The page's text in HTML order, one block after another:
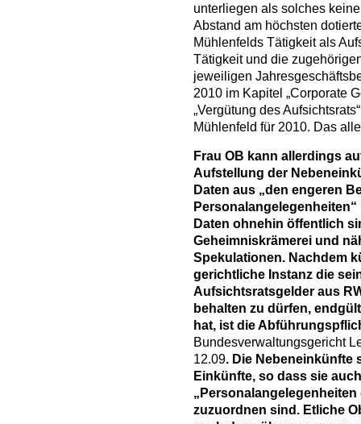
unterliegen als solches
Abstand am höchsten
Mühlenfelds Tätigkeit als
Tätigkeit und die
jeweiligen
2010 im Kapitel „Corporate
„Vergütung des
Mühlenfeld für 2010. Das
Frau OB kann allerdings
Aufstellung der
Daten aus „den engeren
Daten ohnehin öffentlich
Geheimniskrämerei und
Spekulationen. Nachdem
gerichtliche Instanz die
Aufsichtsratsgelder aus
behalten zu dürfen,
hat, ist die
Bundesverwaltungsgericht
12.09. Die Nebeneinkünfte
Einkünfte, so dass sie
zuzuordnen sind. Etliche